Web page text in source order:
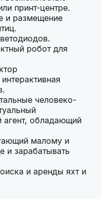
принт-центре.
и размещение
робот для
человеко-
обладающий
малому и
и зарабатывать
и аренды яхт и